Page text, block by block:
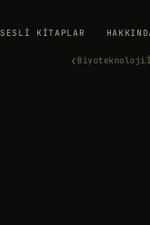
SESLI KITAPLAR
‹Biyoteknoloji